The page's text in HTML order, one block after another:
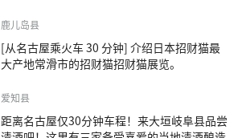
鹿儿岛县
[从名古屋乘火车 30 分钟] 介绍日本招财猫最
大产地常滑市的招财猫招财猫展览。
爱知县
距离名古屋仅30分钟车程！来大垣岐阜县品尝